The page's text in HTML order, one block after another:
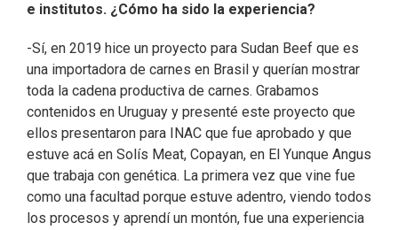
e institutos. ¿Cómo ha sido la experiencia?
-Sí, en 2019 hice un proyecto para Sudan Beef que es
una importadora de carnes en Brasil y querían mostrar
toda la cadena productiva de carnes. Grabamos
contenidos en Uruguay y presenté este proyecto que
ellos presentaron para INAC que fue aprobado y que
estuve acá en Solís Meat, Copayan, en El Yunque Angus
que trabaja con genética. La primera vez que vine fue
como una facultad porque estuve adentro, viendo todos
los procesos y aprendí un montón, fue una experiencia